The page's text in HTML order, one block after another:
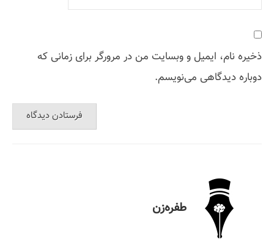
ذخیره نام، ایمیل و وبسایت من در مرورگر برای زمانی که
دوباره دیدگاهی می‌نویسم.
طفره‌زن